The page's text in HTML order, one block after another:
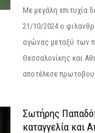
Με μεγάλη επιτυχία
21/10/2024 ο
αγώνας μεταξύ των
Θεσσαλονίκης και
αποτέλεσε
Σωτήρης
καταγγελία και